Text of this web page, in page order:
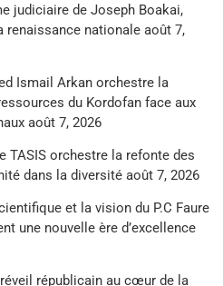
judiciaire de Joseph Boakai,
renaissance nationale août 7,
Ismail Arkan orchestre la
du Kordofan face aux
août 7, 2026
TASIS orchestre la refonte des
dans la diversité août 7, 2026
et la vision du P.C Faure
une nouvelle ère d’excellence
républicain au cœur de la